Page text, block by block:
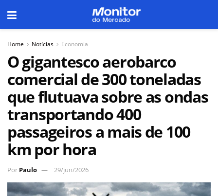
Home Notícias Economia
O gigantesco aerobarco
comercial de 300 toneladas
que flutuava sobre as ondas
transportando 400
passageiros a mais de 100
km por hora
Por Paulo 29/jun/2026